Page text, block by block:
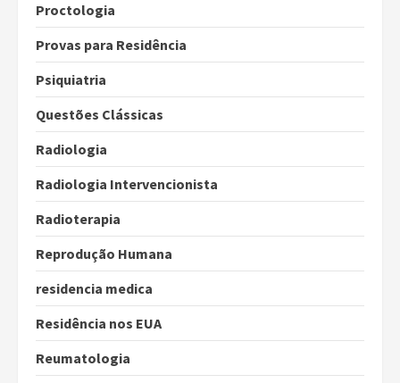
Proctologia
Provas para Residência
Psiquiatria
Questões Clássicas
Radiologia
Radiologia Intervencionista
Radioterapia
Reprodução Humana
residencia medica
Residência nos EUA
Reumatologia